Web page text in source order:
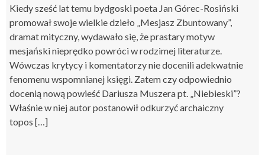
Kiedy sześć lat temu bydgoski poeta Jan Górec-Rosiński
promował swoje wielkie dzieło „Mesjasz Zbuntowany”,
dramat mityczny, wydawało się, że prastary motyw
mesjański nieprędko powróci w rodzimej literaturze.
Wówczas krytycy i komentatorzy nie docenili adekwatnie
fenomenu wspomnianej księgi. Zatem czy odpowiednio
docenią nową powieść Dariusza Muszera pt. „Niebieski”?
Właśnie w niej autor postanowił odkurzyć archaiczny
topos […]